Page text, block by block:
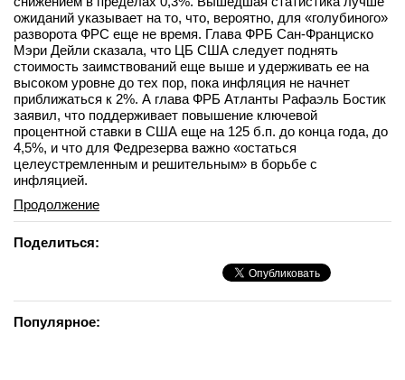
ожиданий указывает на то, что, вероятно, для «голубиного»
разворота ФРС еще не время. Глава ФРБ Сан-Франциско
Мэри Дейли сказала, что ЦБ США следует поднять
стоимость заимствований еще выше и удерживать ее на
высоком уровне до тех пор, пока инфляция не начнет
приближаться к 2%. А глава ФРБ Атланты Рафаэль Бостик
заявил, что поддерживает повышение ключевой
процентной ставки в США еще на 125 б.п. до конца года, до
4,5%, и что для Федрезерва важно «остаться
целеустремленным и решительным» в борьбе с
инфляцией.
Продолжение
Поделиться:
Популярное: